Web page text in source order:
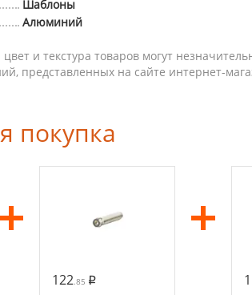
Шаблоны
Алюминий
и текстура товаров могут
представленных на сайте интернет-
покупка
122.85